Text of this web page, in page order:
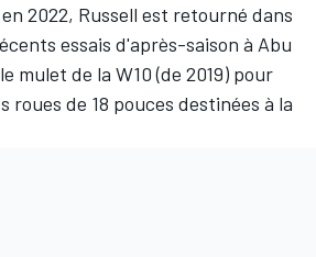
2022, Russell est retourné dans
essais d'après-saison à Abu
mulet de la W10 (de 2019) pour
roues de 18 pouces destinées à la